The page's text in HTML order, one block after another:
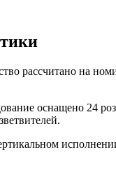
рассчитано на
оснащено 24